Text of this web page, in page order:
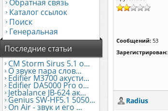
Обратная связь
Каталог ссылок
Поиск
Генеральная
Последние статьи
CM Storm Sirus 5.1 о...
О звуке пара слов...
Edifier М3700 акусти...
Edifier DA5000 Pro о...
Jetbalance JB-624 ак...
Genius SW-HF5.1 5050...
On Air - звук и его ...
Сообщений: 53
Зарегистрирован:
Radius